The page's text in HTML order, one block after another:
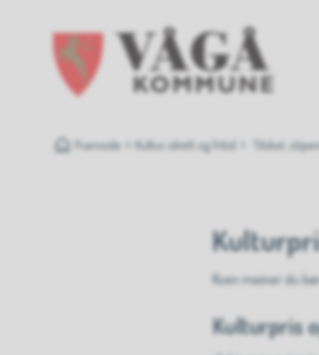
Du er her:Framside Kultur, idrett og fritid Tilskot,
Kven meiner du
Kulturpris